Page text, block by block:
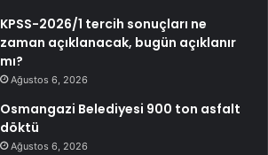
KPSS-2026/1 tercih sonuçları ne
zaman açıklanacak, bugün açıklanır
mı?
Ağustos 6, 2026
Osmangazi Belediyesi 900 ton asfalt
döktü
Ağustos 6, 2026